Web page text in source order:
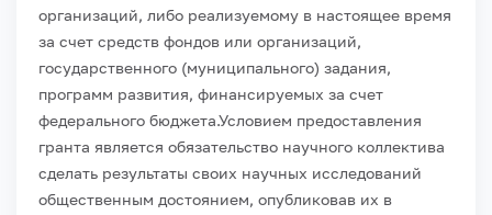
организаций, либо реализуемому в настоящее время
за счет средств фондов или организаций,
государственного (муниципального) задания,
программ развития, финансируемых за счет
федерального бюджета.Условием предоставления
гранта является обязательство научного коллектива
сделать результаты своих научных исследований
общественным достоянием, опубликовав их в